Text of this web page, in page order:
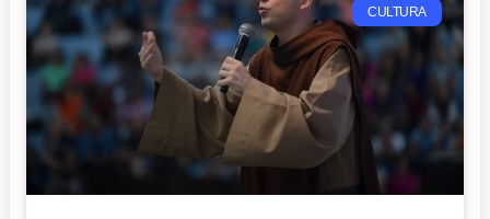
CULTURA